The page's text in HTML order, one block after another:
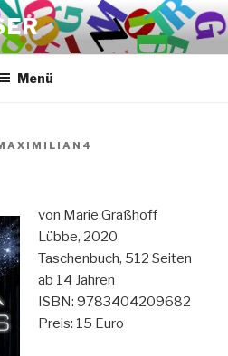
Menü
von Marie Graßhoff
Lübbe, 2020
Taschenbuch, 512 Seiten
ab 14 Jahren
ISBN: 9783404209682
Preis: 15 Euro